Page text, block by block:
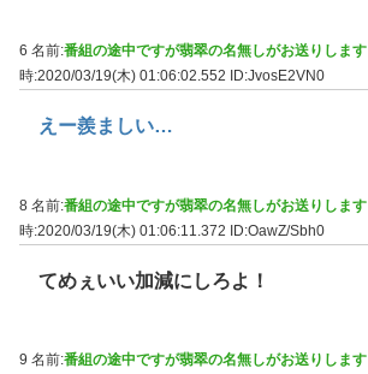
6 名前:番組の途中ですが翡翠の名無しがお送りします
時:2020/03/19(木) 01:06:02.552
ID:JvosE2VN0
えー羨ましい…
8 名前:番組の途中ですが翡翠の名無しがお送りします
時:2020/03/19(木) 01:06:11.372 ID:OawZ/Sbh0
てめぇいい加減にしろよ！
9 名前:番組の途中ですが翡翠の名無しがお送りします